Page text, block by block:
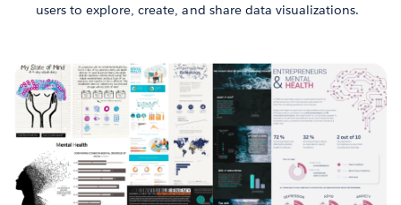
users to explore, create, and share data visualizations.